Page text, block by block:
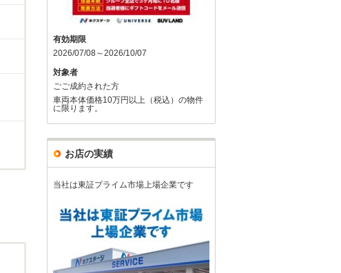
有効期限
2026/07/08～2026/10/07
対象者
ごご成約された方
車両本体価格10万円以上（税込）の物件
に限ります。
お店の実績
当社は東証プライム市場上場企業です